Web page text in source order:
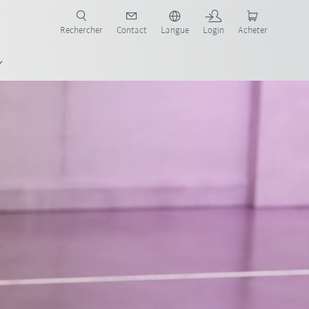
Rechercher Contact Langue Login Acheter
Tutorials